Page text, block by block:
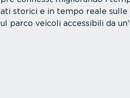
storici e in tempo reale sulle
parco veicoli accessibili da